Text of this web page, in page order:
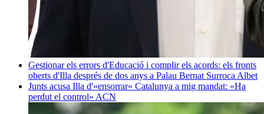
Gestionar els errors d'Educació i complir els acords: els fronts
oberts d'Illa després de dos anys a Palau Bernat Surroca Albet
Junts acusa Illa d'«ensorrar» Catalunya a mig mandat: «Ha
perdut el control» ACN